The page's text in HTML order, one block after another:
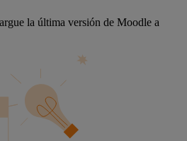
la última versión de Moodle a